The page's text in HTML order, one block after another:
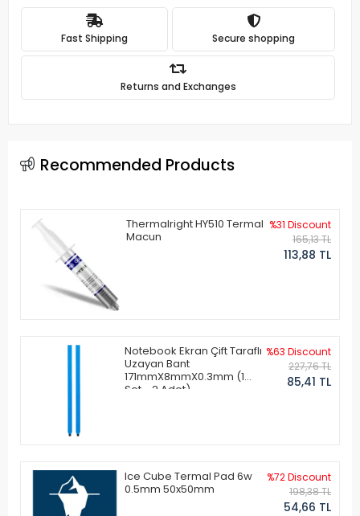
Fast Shipping Secure shopping
Returns and Exchanges
Recommended Products
Thermalright HY510 Termal
Macun
%31 Discount
165,13 TL
113,88 TL
Notebook Ekran Çift Taraflı
Uzayan Bant
171mmX8mmX0.3mm (1
Set - 2 Adet)
%63 Discount
227,76 TL
85,41 TL
Ice Cube Termal Pad 6w
0.5mm 50x50mm
%72 Discount
198,38 TL
54,66 TL